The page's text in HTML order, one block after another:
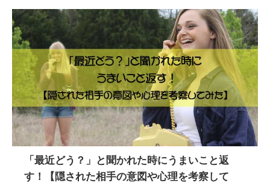
「最近どう？」と聞かれた時にうまいこと返
す！【隠された相手の意図や心理を考察して